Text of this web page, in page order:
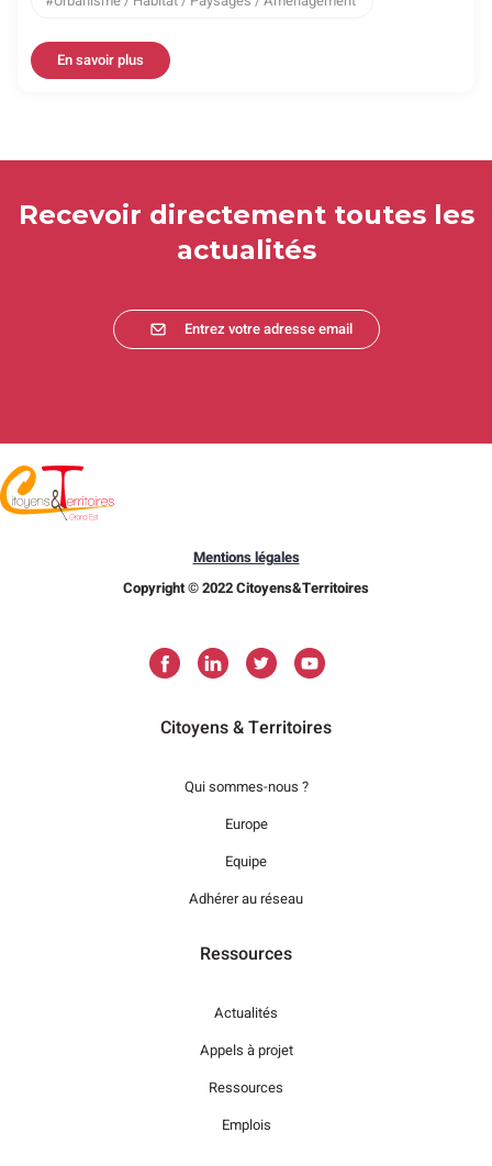
En savoir plus
Recevoir directement toutes les
actualités
Entrez votre adresse email
Mentions légales
Copyright © 2022 Citoyens&Territoires
Citoyens & Territoires
Qui sommes-nous ?
Europe
Equipe
Adhérer au réseau
Ressources
Actualités
Appels à projet
Ressources
Emplois